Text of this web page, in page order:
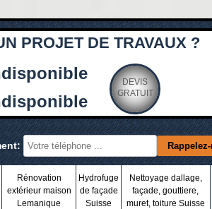
PROJET DE TRAVAUX ?
DEVIS
GRATUIT
Rénovation
extérieur maison
Lemanique
Hydrofuge
de façade
Suisse
Nettoyage dallage,
façade, gouttiere,
muret, toiture Suisse